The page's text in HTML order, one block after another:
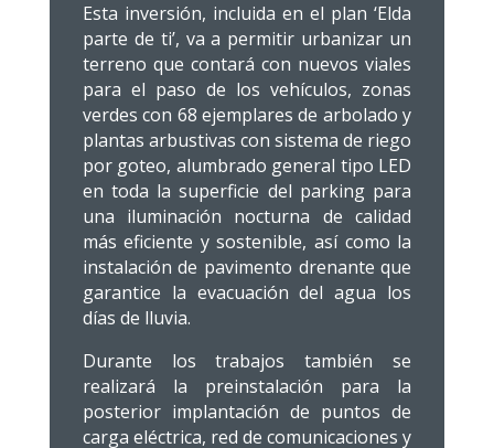
Esta inversión, incluida en el plan ‘Elda
parte de ti’, va a permitir urbanizar un
terreno que contará con nuevos viales
para el paso de los vehículos, zonas
verdes con 68 ejemplares de arbolado y
plantas arbustivas con sistema de riego
por goteo, alumbrado general tipo LED
en toda la superficie del parking para
una iluminación nocturna de calidad
más eficiente y sostenible, así como la
instalación de pavimento drenante que
garantice la evacuación del agua los
días de lluvia.
Durante los trabajos también se
realizará la preinstalación para la
posterior implantación de puntos de
carga eléctrica, red de comunicaciones y